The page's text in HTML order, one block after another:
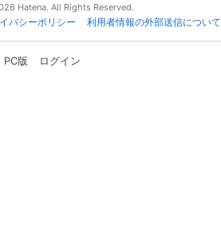
Hatena. All Rights Reserved.
バシーポリシー 利用者情報の外部送信について
PC版 ログイン